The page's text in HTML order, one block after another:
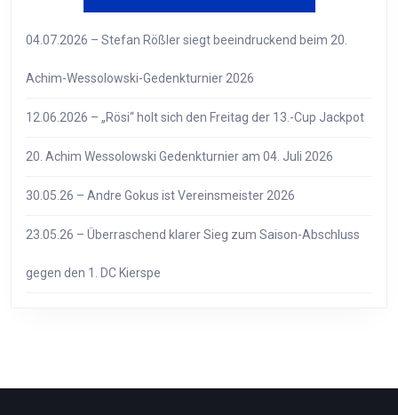
04.07.2026 – Stefan Rößler siegt beeindruckend beim 20.
Achim-Wessolowski-Gedenkturnier 2026
12.06.2026 – „Rösi“ holt sich den Freitag der 13.-Cup Jackpot
20. Achim Wessolowski Gedenkturnier am 04. Juli 2026
30.05.26 – Andre Gokus ist Vereinsmeister 2026
23.05.26 – Überraschend klarer Sieg zum Saison-Abschluss
gegen den 1. DC Kierspe